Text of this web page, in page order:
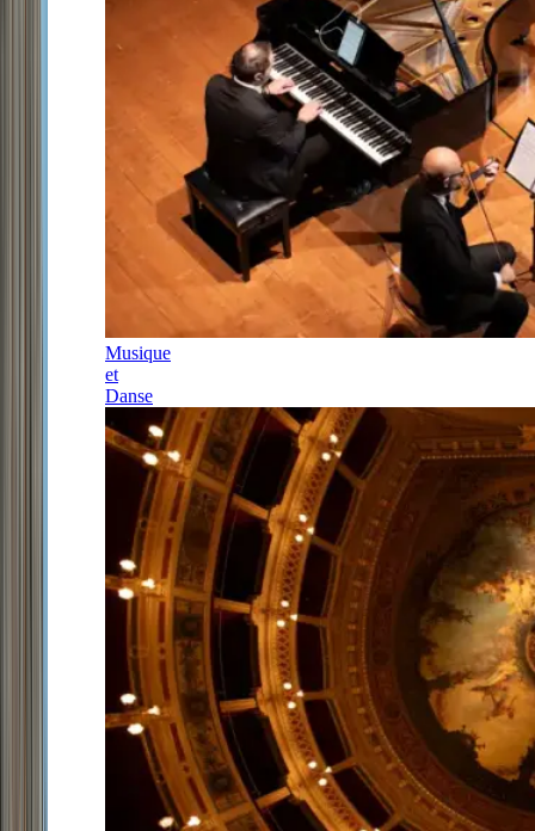
Musique
et
Danse